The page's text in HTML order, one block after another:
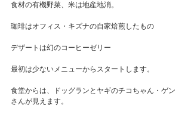
食材の有機野菜、米は地産地消。
珈琲はオフィス・キズナの自家焙煎したもの
デザートは幻のコーヒーゼリー
最初は少ないメニューからスタートします。
食堂からは、ドッグランとヤギのチコちゃん・ゲン
さんが見えます。